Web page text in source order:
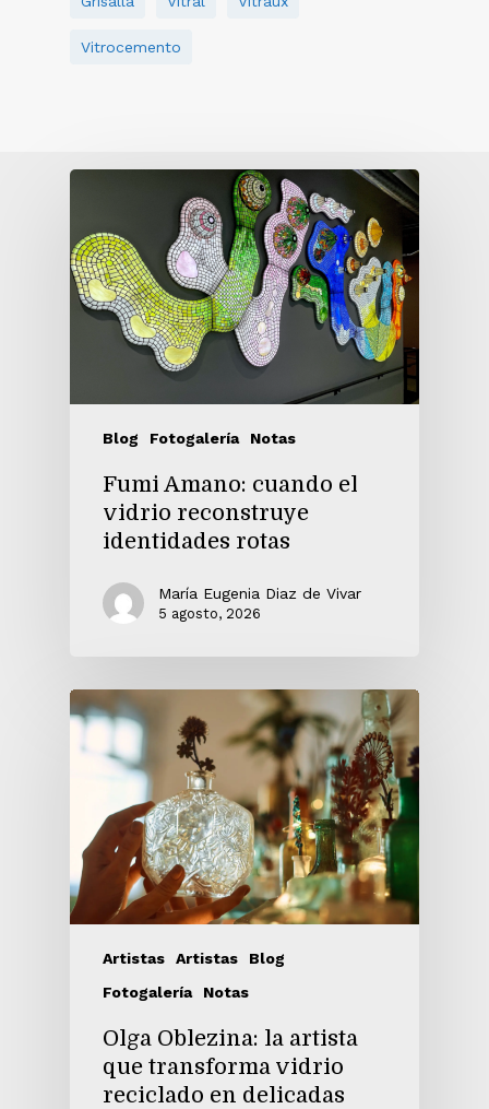
Vitrocemento
Blog Fotogalería Notas
Fumi Amano: cuando el
vidrio reconstruye
identidades rotas
María Eugenia Diaz de Vivar
5 agosto, 2026
Artistas Artistas
Blog
Fotogalería
Notas
Olga Oblezina: la artista
que transforma vidrio
reciclado en delicadas